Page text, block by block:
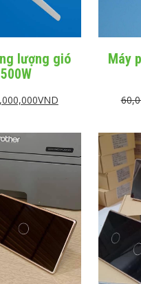
lượng gió
VND
Máy